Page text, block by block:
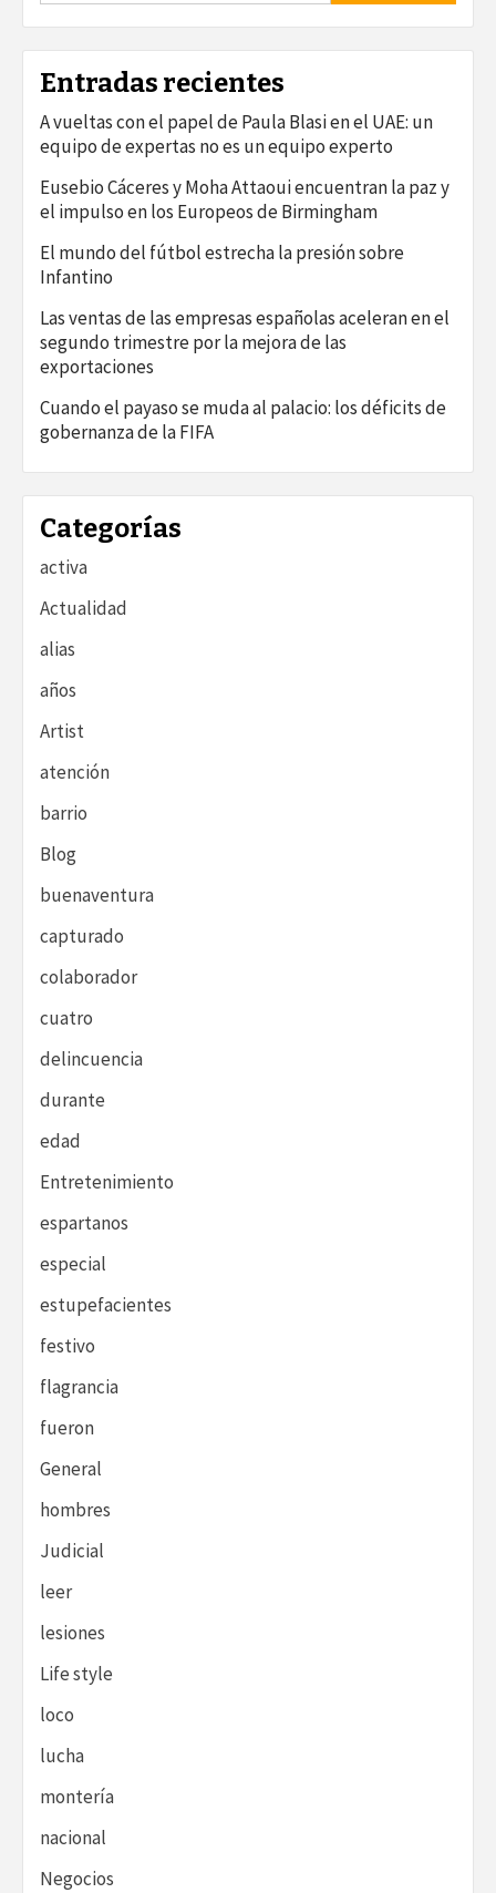
Entradas recientes
A vueltas con el papel de Paula Blasi en el UAE: un
equipo de expertas no es un equipo experto
Eusebio Cáceres y Moha Attaoui encuentran la paz y
el impulso en los Europeos de Birmingham
El mundo del fútbol estrecha la presión sobre
Infantino
Las ventas de las empresas españolas aceleran en el
segundo trimestre por la mejora de las
exportaciones
Cuando el payaso se muda al palacio: los déficits de
gobernanza de la FIFA
Categorías
activa
Actualidad
alias
años
Artist
atención
barrio
Blog
buenaventura
capturado
colaborador
cuatro
delincuencia
durante
edad
Entretenimiento
espartanos
especial
estupefacientes
festivo
flagrancia
fueron
General
hombres
Judicial
leer
lesiones
Life style
loco
lucha
montería
nacional
Negocios